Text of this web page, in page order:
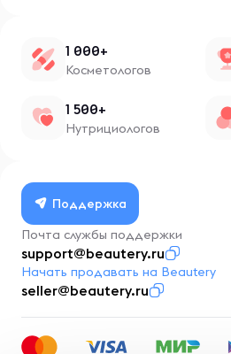
1 000+
Косметологов
1 500+
Нутрициологов
Поддержка
Почта службы поддержки
support@beautery.ru
Начать продавать на Beautery
seller@beautery.ru